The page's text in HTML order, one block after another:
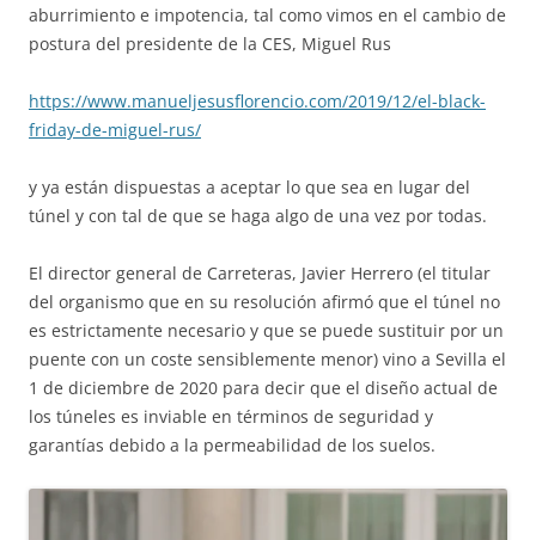
aburrimiento e impotencia, tal como vimos en el cambio de
postura del presidente de la CES, Miguel Rus
https://www.manueljesusflorencio.com/2019/12/el-black-
friday-de-miguel-rus/
y ya están dispuestas a aceptar lo que sea en lugar del
túnel y con tal de que se haga algo de una vez por todas.
El director general de Carreteras, Javier Herrero (el titular
del organismo que en su resolución afirmó que el túnel no
es estrictamente necesario y que se puede sustituir por un
puente con un coste sensiblemente menor) vino a Sevilla el
1 de diciembre de 2020 para decir que el diseño actual de
los túneles es inviable en términos de seguridad y
garantías debido a la permeabilidad de los suelos.